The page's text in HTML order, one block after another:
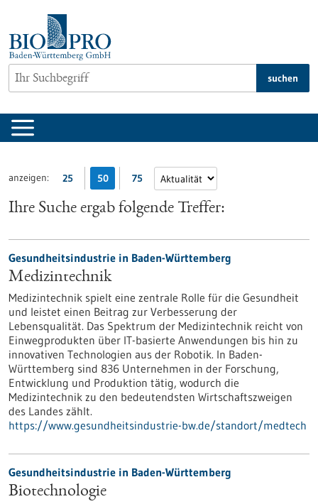
springen
suchen
anzeigen: 25 50 75
Ihre Suche ergab folgende Treffer:
Gesundheitsindustrie in Baden-Württemberg
Medizintechnik
Medizintechnik spielt eine zentrale Rolle für die Gesundheit
und leistet einen Beitrag zur Verbesserung der
Lebensqualität. Das Spektrum der Medizintechnik reicht von
Einwegprodukten über IT-basierte Anwendungen bis hin zu
innovativen Technologien aus der Robotik. In Baden-
Württemberg sind 836 Unternehmen in der Forschung,
Entwicklung und Produktion tätig, wodurch die
Medizintechnik zu den bedeutendsten Wirtschaftszweigen
des Landes zählt.
https://www.gesundheitsindustrie-bw.de/standort/medtech
Gesundheitsindustrie in Baden-Württemberg
Biotechnologie